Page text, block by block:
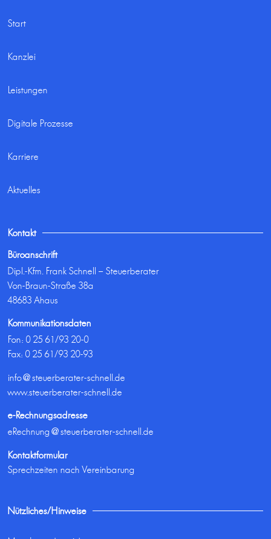
Start
Kanzlei
Leistungen
Digitale Prozesse
Karriere
Aktuelles
Kontakt
Büroanschrift
Dipl.-Kfm. Frank Schnell – Steuerberater
Von-Braun-Straße 38a
48683 Ahaus
Kommunikationsdaten
Fon:0 25 61/93 20-0
Fax: 0 25 61/93 20-93
info@steuerberater-schnell.de
www.steuerberater-schnell.de
e-Rechnungsadresse
eRechnung@steuerberater-schnell.de
Kontaktformular
Sprechzeiten nach Vereinbarung
Nützliches/Hinweise